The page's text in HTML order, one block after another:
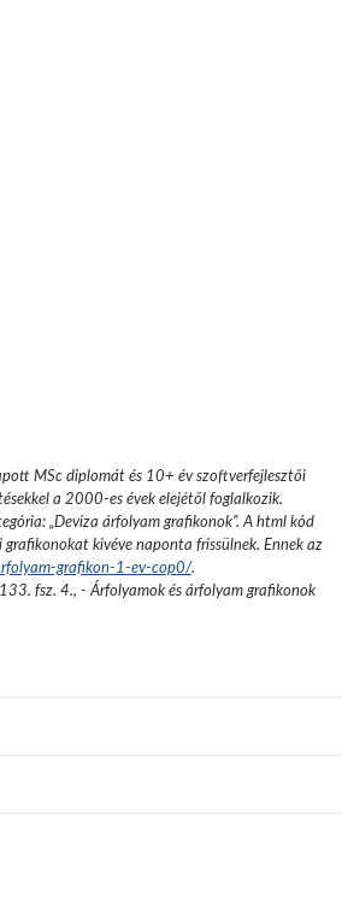
MSc diplomát és 10+ év szoftverfejlesztői
a 2000-es évek elejétől foglalkozik.
„Deviza árfolyam grafikonok”.A html kód
kivéve naponta frissülnek. Ennek az
grafikon-1-ev-cop0/.
fsz. 4., - Árfolyamok és árfolyam grafikonok